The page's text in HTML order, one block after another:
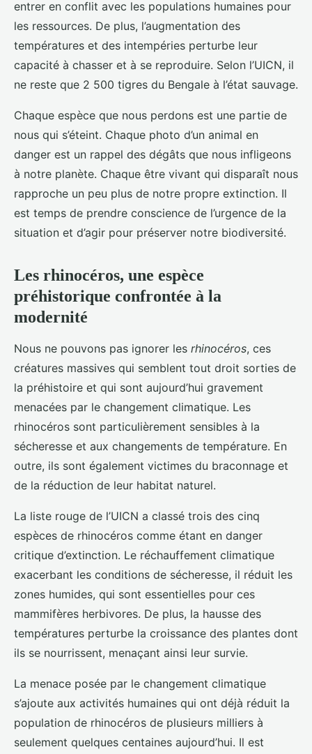
entrer en conflit avec les populations humaines pour
les ressources. De plus, l’augmentation des
températures et des intempéries perturbe leur
capacité à chasser et à se reproduire. Selon l’UICN, il
ne reste que 2 500 tigres du Bengale à l’état sauvage.
Chaque espèce que nous perdons est une partie de
nous qui s’éteint. Chaque photo d’un animal en
danger est un rappel des dégâts que nous infligeons
à notre planète. Chaque être vivant qui disparaît nous
rapproche un peu plus de notre propre extinction. Il
est temps de prendre conscience de l’urgence de la
situation et d’agir pour préserver notre biodiversité.
Les rhinocéros, une espèce
préhistorique confrontée à la
modernité
Nous ne pouvons pas ignorer les rhinocéros, ces
créatures massives qui semblent tout droit sorties de
la préhistoire et qui sont aujourd’hui gravement
menacées par le changement climatique. Les
rhinocéros sont particulièrement sensibles à la
sécheresse et aux changements de température. En
outre, ils sont également victimes du braconnage et
de la réduction de leur habitat naturel.
La liste rouge de l’UICN a classé trois des cinq
espèces de rhinocéros comme étant en danger
critique d’extinction. Le réchauffement climatique
exacerbant les conditions de sécheresse, il réduit les
zones humides, qui sont essentielles pour ces
mammifères herbivores. De plus, la hausse des
températures perturbe la croissance des plantes dont
ils se nourrissent, menaçant ainsi leur survie.
La menace posée par le changement climatique
s’ajoute aux activités humaines qui ont déjà réduit la
population de rhinocéros de plusieurs milliers à
seulement quelques centaines aujourd’hui. Il est